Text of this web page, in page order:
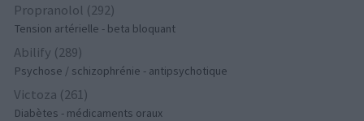
Propranolol (292)
Tension artérielle - beta bloquant
Abilify (289)
Psychose / schizophrénie - antipsychotique
Victoza (261)
Diabètes - médicaments oraux